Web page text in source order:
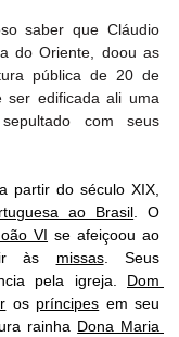
saber que Cláudio
do Oriente, doou as
pública de 20 de
ser edificada ali uma
com seus
partir do século XIX,
ao Brasil . O
VI se afeiçoou ao
às missas. Seus
pela igreja. Dom
os príncipes em seu
rainha Dona Maria